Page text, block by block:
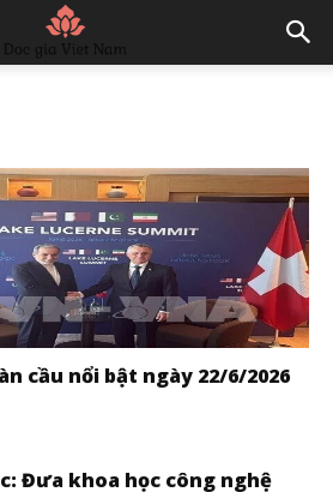
cầu nổi bật ngày 22/6/2026
Đưa khoa học công nghệ